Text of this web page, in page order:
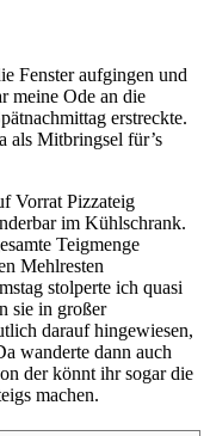
Fenster aufgingen und
meine Ode an die
erstreckte.
als Mitbringsel für’s
Vorrat Pizzateig
im Kühlschrank.
Teigmenge
Mehlresten
stolperte ich quasi
sie in großer
darauf hingewiesen,
wanderte dann auch
der könnt ihr sogar die
machen.